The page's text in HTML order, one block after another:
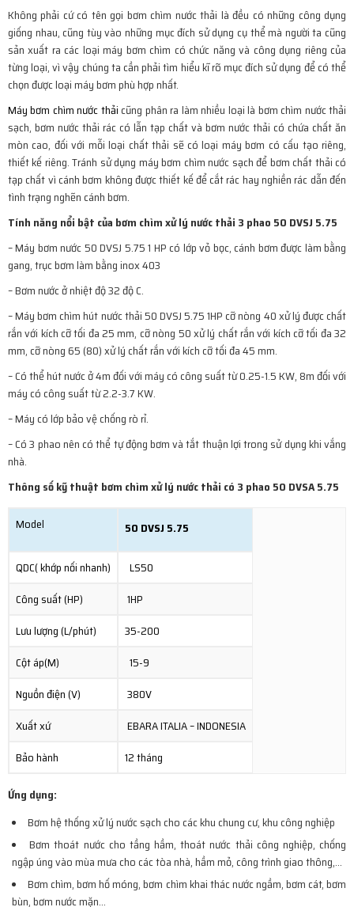
Không phải cứ có tên gọi bơm chìm nước thải là đều có những công dụng
giống nhau, cũng tùy vào những mục đích sử dụng cụ thể mà người ta cũng
sản xuất ra các loại máy bơm chìm có chức năng và công dụng riêng của
từng loại, vì vậy chúng ta cần phải tìm hiểu kĩ rõ mục đích sử dụng để có thể
chọn được loại máy bơm phù hợp nhất.
Máy bơm chìm nước thảicũng phân ra làm nhiều loại là bơm chìm nước thải
sạch, bơm nước thải rác có lẫn tạp chất và bơm nước thải có chứa chất ăn
mòn cao, đối với mỗi loại chất thải sẽ có loại máy bơm có cấu tạo riêng,
thiết kế riêng. Tránh sử dụng máy bơm chìm nước sạch để bơm chất thải có
tạp chất vì cánh bơm không được thiết kế để cắt rác hay nghiền rác dẫn đến
tình trạng nghẽn cánh bơm.
Tính năng nổi bật của bơm chìm xử lý nước thải 3 phao 50 DVSJ 5.75
– Máy bơm nước 50 DVSJ 5.75 1 HP có lớp vỏ bọc, cánh bơm được làm bằng
gang, trục bơm làm bằng inox 403
– Bơm nước ở nhiệt độ 32 độ C.
– Máy bơm chìm hút nước thải 50 DVSJ 5.75 1HP cỡ nòng 40 xử lý được chất
rắn với kích cỡ tối đa 25 mm, cỡ nòng 50 xử lý chất rắn với kích cỡ tối đa 32
mm, cỡ nòng 65 (80) xử lý chất rắn với kích cỡ tối đa 45 mm.
– Có thể hút nước ở 4m đối với máy có công suất từ 0.25-1.5 KW, 8m đối với
máy có công suất từ 2.2-3.7 KW.
– Máy có lớp bảo vệ chống rò rỉ.
– Có 3 phao nên có thể tự động bơm và tắt thuận lợi trong sử dụng khi vắng
nhà.
Thông số kỹ thuật bơm chìm xử lý nước thải có 3 phao 50 DVSA 5.75
Model 50 DVSJ 5.75
QDC( khớp nối nhanh)
LS50
Công suất (HP)
1HP
Lưu lượng (L/phút)
35-200
Cột áp(M)
15-9
Nguồn điện (V)
380V
Xuất xứ
EBARA ITALIA – INDONESIA
Bảo hành
12 tháng
Ứng dụng:
Bơm hệ thống xử lý nước sạch cho các khu chung cư, khu công nghiệp
Bơm thoát nước cho tầng hầm, thoát nước thải công nghiệp, chống
ngập úng vào mùa mưa cho các tòa nhà, hầm mỏ, công trình giao thông,…
Bơm chìm, bơm hố móng, bơm chìm khai thác nước ngầm, bơm cát, bơm
bùn, bơm nước mặn…